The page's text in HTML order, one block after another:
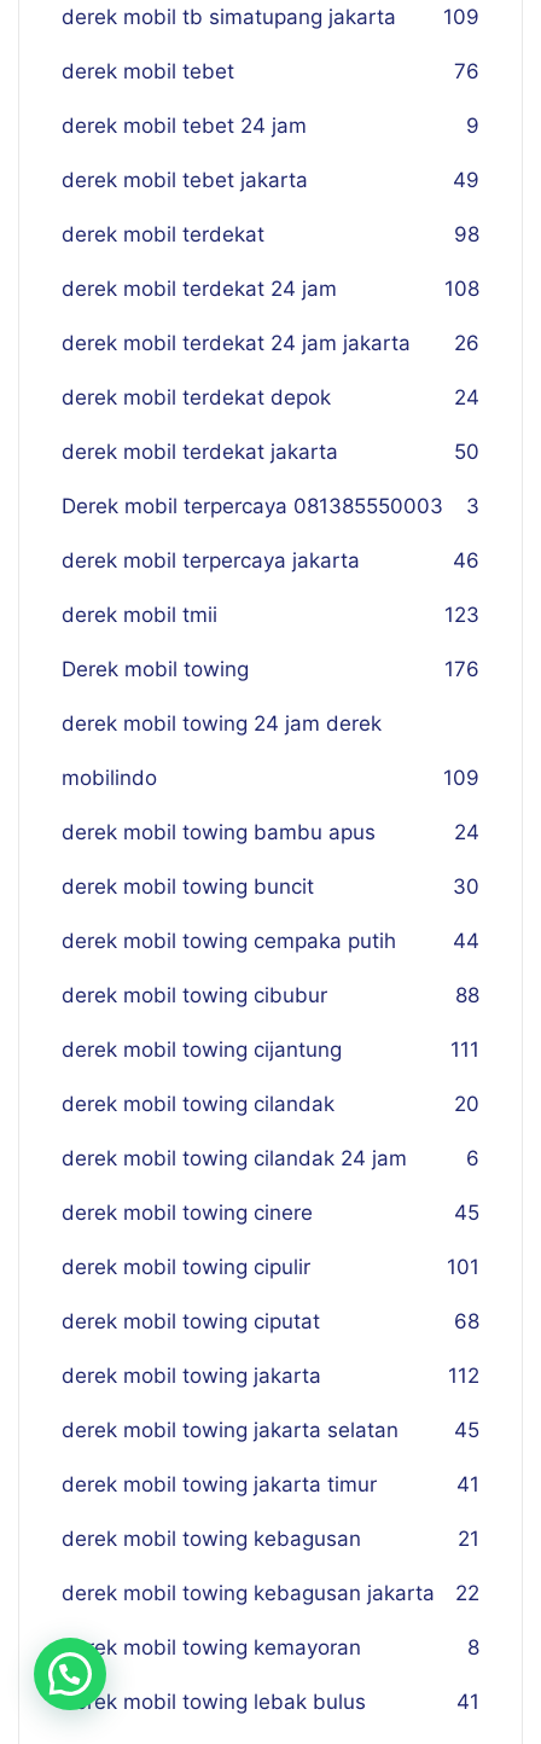
derek mobil tb simatupang jakarta 109
derek mobil tebet 76
derek mobil tebet 24 jam 9
derek mobil tebet jakarta 49
derek mobil terdekat 98
derek mobil terdekat 24 jam 108
derek mobil terdekat 24 jam jakarta 26
derek mobil terdekat depok 24
derek mobil terdekat jakarta 50
Derek mobil terpercaya 081385550003 3
derek mobil terpercaya jakarta 46
derek mobil tmii 123
Derek mobil towing 176
derek mobil towing 24 jam derek
mobilindo 109
derek mobil towing bambu apus 24
derek mobil towing buncit 30
derek mobil towing cempaka putih 44
derek mobil towing cibubur 88
derek mobil towing cijantung 111
derek mobil towing cilandak 20
derek mobil towing cilandak 24 jam 6
derek mobil towing cinere 45
derek mobil towing cipulir 101
derek mobil towing ciputat 68
derek mobil towing jakarta 112
derek mobil towing jakarta selatan 45
derek mobil towing jakarta timur 41
derek mobil towing kebagusan 21
derek mobil towing kebagusan jakarta 22
derek mobil towing kemayoran 8
derek mobil towing lebak bulus 41